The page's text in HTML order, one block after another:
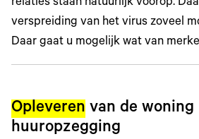
relaties staan natuurlijk voorop.
verspreiding van het virus zoveel
Daar gaat u mogelijk wat van
Opleveren van de woning
huuropzegging